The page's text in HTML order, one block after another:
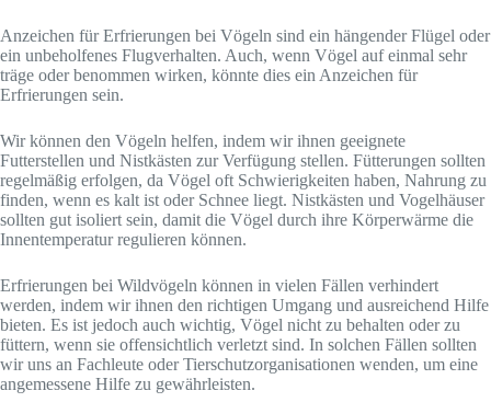
Anzeichen für Erfrierungen bei Vögeln sind ein hängender Flügel oder
ein unbeholfenes Flugverhalten. Auch, wenn Vögel auf einmal sehr
träge oder benommen wirken, könnte dies ein Anzeichen für
Erfrierungen sein.
Wir können den Vögeln helfen, indem wir ihnen geeignete
Futterstellen und Nistkästen zur Verfügung stellen. Fütterungen sollten
regelmäßig erfolgen, da Vögel oft Schwierigkeiten haben, Nahrung zu
finden, wenn es kalt ist oder Schnee liegt. Nistkästen und Vogelhäuser
sollten gut isoliert sein, damit die Vögel durch ihre Körperwärme die
Innentemperatur regulieren können.
Erfrierungen bei Wildvögeln können in vielen Fällen verhindert
werden, indem wir ihnen den richtigen Umgang und ausreichend Hilfe
bieten. Es ist jedoch auch wichtig, Vögel nicht zu behalten oder zu
füttern, wenn sie offensichtlich verletzt sind. In solchen Fällen sollten
wir uns an Fachleute oder Tierschutzorganisationen wenden, um eine
angemessene Hilfe zu gewährleisten.